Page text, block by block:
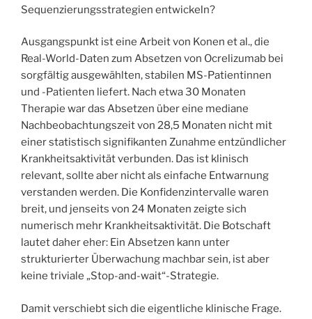
Sequenzierungsstrategien entwickeln?
Ausgangspunkt ist eine Arbeit von Konen et al., die
Real-World-Daten zum Absetzen von Ocrelizumab bei
sorgfältig ausgewählten, stabilen MS-Patientinnen
und -Patienten liefert. Nach etwa 30 Monaten
Therapie war das Absetzen über eine mediane
Nachbeobachtungszeit von 28,5 Monaten nicht mit
einer statistisch signifikanten Zunahme entzündlicher
Krankheitsaktivität verbunden. Das ist klinisch
relevant, sollte aber nicht als einfache Entwarnung
verstanden werden. Die Konfidenzintervalle waren
breit, und jenseits von 24 Monaten zeigte sich
numerisch mehr Krankheitsaktivität. Die Botschaft
lautet daher eher: Ein Absetzen kann unter
strukturierter Überwachung machbar sein, ist aber
keine triviale „Stop-and-wait“-Strategie.
Damit verschiebt sich die eigentliche klinische Frage.